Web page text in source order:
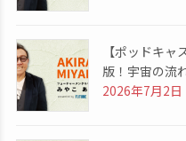
【ポッドキ
版！宇宙の流
2026年7月2日